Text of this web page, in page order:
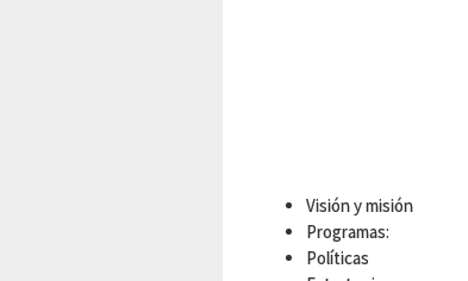
Visión y misión
Programas:
Políticas